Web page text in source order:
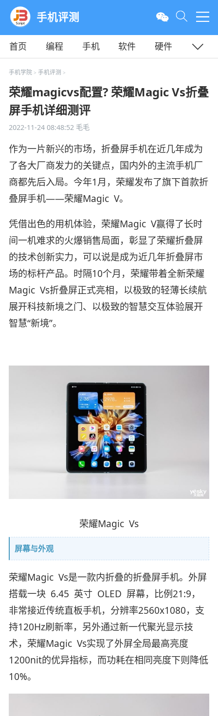
手机评测
首页 编程 手机 软件
硬件
教程
平面
手机学院> 手机评测 >
荣耀magicvs配置? 荣耀Magic Vs折叠
屏手机详细测评
2022-11-24 08:48:52毛毛
作为一片新兴的市场，折叠屏手机在近几年成为
了各大厂商发力的关键点，国内外的主流手机厂
商都先后入局。今年1月，荣耀发布了旗下首款折
叠屏手机——荣耀Magic V。
凭借出色的用机体验，荣耀Magic V赢得了长时
间一机难求的火爆销售局面，彰显了荣耀折叠屏
的技术创新实力，可以说是成为近几年折叠屏市
场的标杆产品。时隔10个月，荣耀带着全新荣耀
Magic Vs折叠屏正式亮相，以极致的轻薄长续航
展开科技新境之门、以极致的智慧交互体验展开
智慧“新境”。
荣耀Magic Vs
屏幕与外观
荣耀Magic Vs是一款内折叠的折叠屏手机。外屏
搭载一块 6.45 英寸 OLED 屏幕，比例21:9，
非常接近传统直板手机，分辨率2560x1080，支
持120Hz刷新率，另外通过新一代聚光显示技
术，荣耀Magic Vs实现了外屏全局最高亮度
1200nit的优异指标，而功耗在相同亮度下则降低
10%。